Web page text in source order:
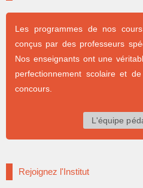
Les programmes de nos
conçus par des professeurs
Nos enseignants ont une
perfectionnement scolaire et
concours.
L'équipe
Rejoignez l'Institut